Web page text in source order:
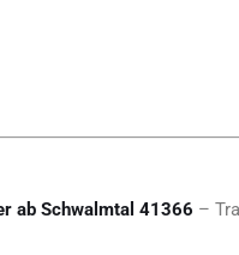
ab Schwalmtal 41366 –